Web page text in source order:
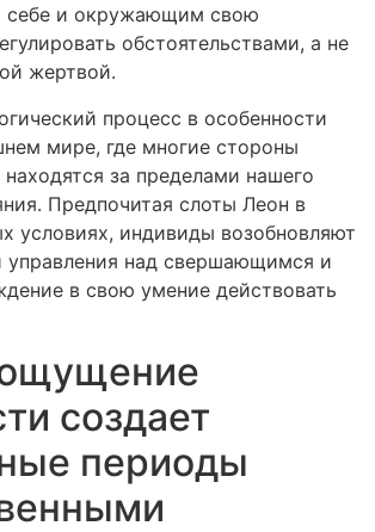
себе и окружающим свою
обстоятельствами, а не
жертвой.
процесс в особенности
мире, где многие стороны
за пределами нашего
Предпочитая слоты Леон в
условиях, индивиды возобновляют
управления над свершающимся и
в свою умение действовать
создает
периоды